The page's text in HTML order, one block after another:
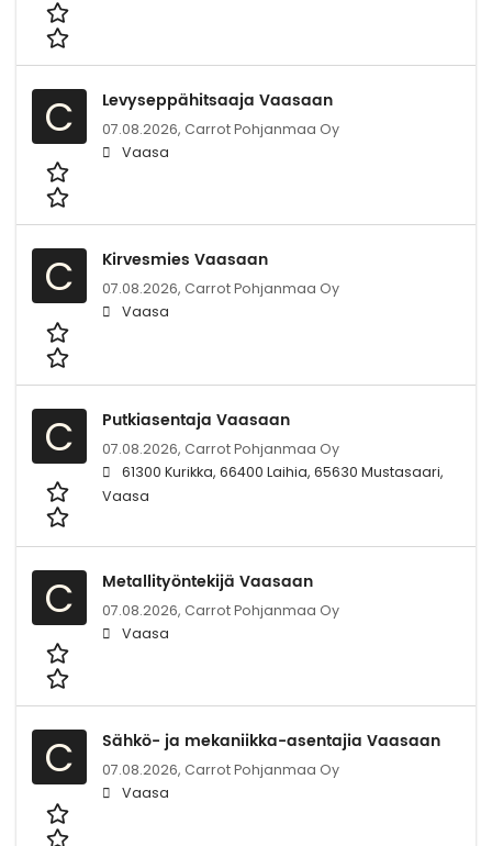
C Levyseppähitsaaja Vaasaan
07.08.2026, Carrot Pohjanmaa Oy
Vaasa
C Kirvesmies Vaasaan
07.08.2026, Carrot Pohjanmaa Oy
Vaasa
C Putkiasentaja Vaasaan
07.08.2026, Carrot Pohjanmaa Oy
61300 Kurikka, 66400 Laihia, 65630 Mustasaari,
Vaasa
C Metallityöntekijä Vaasaan
07.08.2026, Carrot Pohjanmaa Oy
Vaasa
C Sähkö- ja mekaniikka-asentajia Vaasaan
07.08.2026, Carrot Pohjanmaa Oy
Vaasa